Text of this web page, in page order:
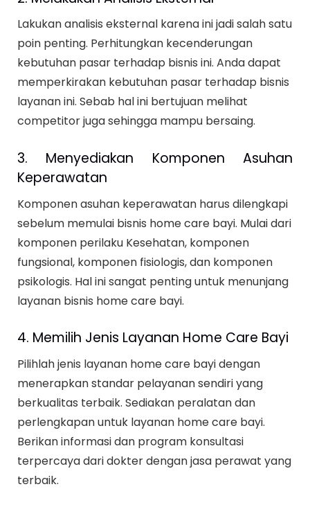
Lakukan analisis eksternal karena ini jadi salah satu
poin penting. Perhitungkan kecenderungan
kebutuhan pasar terhadap bisnis ini. Anda dapat
memperkirakan kebutuhan pasar terhadap bisnis
layanan ini. Sebab hal ini bertujuan melihat
competitor juga sehingga mampu bersaing.
3. Menyediakan Komponen Asuhan
Keperawatan
Komponen asuhan keperawatan harus dilengkapi
sebelum memulai bisnis home care bayi. Mulai dari
komponen perilaku Kesehatan, komponen
fungsional, komponen fisiologis, dan komponen
psikologis. Hal ini sangat penting untuk menunjang
layanan bisnis home care bayi.
4. Memilih Jenis Layanan Home Care Bayi
Pilihlah jenis layanan home care bayi dengan
menerapkan standar pelayanan sendiri yang
berkualitas terbaik. Sediakan peralatan dan
perlengkapan untuk layanan home care bayi.
Berikan informasi dan program konsultasi
terpercaya dari dokter dengan jasa perawat yang
terbaik.